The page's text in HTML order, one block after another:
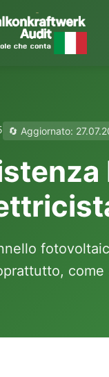
🔄 Aggiornato: